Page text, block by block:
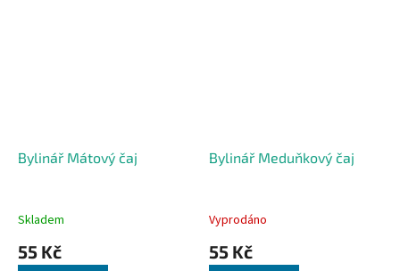
Bylinář Mátový čaj
Skladem
55 Kč
Bylinář Meduňkový čaj
Vyprodáno
55 Kč